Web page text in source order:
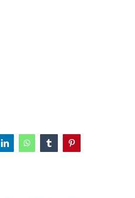
LinkedInWhatsAppTumblrPinterest